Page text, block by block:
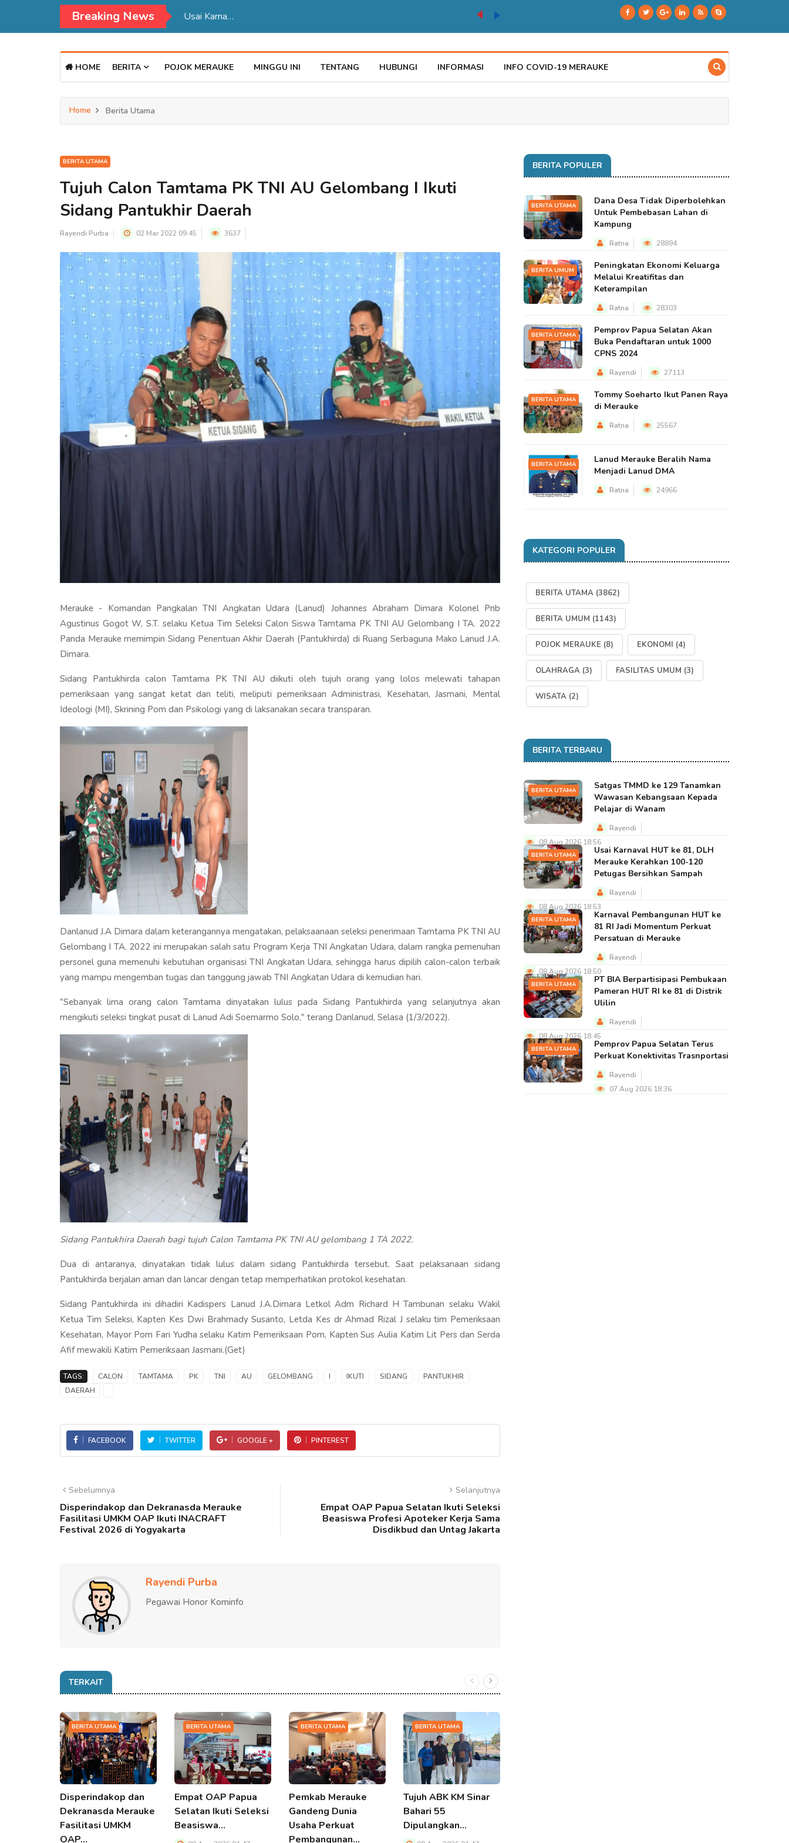
Breaking News
HOME BERITA POJOK MERAUKE MINGGU INI TENTANG HUBUNGI INFORMASI INFO COVID-19 MERAUKE
Home Berita Utama
BERITA UTAMA
Tujuh Calon Tamtama PK TNI AU Gelombang I Ikuti
Sidang Pantukhir Daerah
Rayendi Purba 02 Mar 2022 09:45 3637
Merauke - Komandan Pangkalan TNI Angkatan Udara (Lanud) Johannes Abraham Dimara Kolonel Pnb
Agustinus Gogot W, S.T. selaku Ketua Tim Seleksi Calon Siswa Tamtama PK TNI AU Gelombang I TA. 2022
Panda Merauke memimpin Sidang Penentuan Akhir Daerah (Pantukhirda) di Ruang Serbaguna Mako Lanud J.A.
Dimara.
Sidang Pantukhirda calon Tamtama PK TNI AU diikuti oleh tujuh orang yang lolos melewati tahapan
pemeriksaan yang sangat ketat dan teliti, meliputi pemeriksaan Administrasi, Kesehatan, Jasmani, Mental
Ideologi (MI), Skrining Pom dan Psikologi yang di laksanakan secara transparan.
Danlanud J.A Dimara dalam keterangannya mengatakan, pelaksaanaan seleksi penerimaan Tamtama PK TNI AU
Gelombang I TA. 2022 ini merupakan salah satu Program Kerja TNI Angkatan Udara, dalam rangka pemenuhan
personel guna memenuhi kebutuhan organisasi TNI Angkatan Udara, sehingga harus dipilih calon-calon terbaik
yang mampu mengemban tugas dan tanggung jawab TNI Angkatan Udara di kemudian hari.
"Sebanyak lima orang calon Tamtama dinyatakan lulus pada Sidang Pantukhirda yang selanjutnya akan
mengikuti seleksi tingkat pusat di Lanud Adi Soemarmo Solo," terang Danlanud, Selasa (1/3/2022).
Sidang Pantukhira Daerah bagi tujuh Calon Tamtama PK TNI AU gelombang 1 TA 2022.
Dua di antaranya, dinyatakan tidak lulus dalam sidang Pantukhirda tersebut. Saat pelaksanaan sidang
Pantukhirda berjalan aman dan lancar dengan tetap memperhatikan protokol kesehatan.
Sidang Pantukhirda ini dihadiri Kadispers Lanud J.A.Dimara Letkol Adm Richard H Tambunan selaku Wakil
Ketua Tim Seleksi, Kapten Kes Dwi Brahmady Susanto, Letda Kes dr Ahmad Rizal J selaku tim Pemeriksaan
Kesehatan, Mayor Pom Fari Yudha selaku Katim Pemeriksaan Pom, Kapten Sus Aulia Katim Lit Pers dan Serda
Afif mewakili Katim Pemeriksaan Jasmani.(Get)
TAGS: CALON TAMTAMA PK TNI AU GELOMBANG I IKUTI SIDANG
PANTUKHIR
DAERAH
FACEBOOK TWITTER GOOGLE + PINTEREST
Sebelumnya
Disperindakop dan Dekranasda Merauke
Fasilitasi UMKM OAP Ikuti INACRAFT
Festival 2026 di Yogyakarta
Selanjutnya
Empat OAP Papua Selatan Ikuti Seleksi
Beasiswa Profesi Apoteker Kerja Sama
Disdikbud dan Untag Jakarta
Rayendi Purba
Pegawai Honor Kominfo
TERKAIT
BERITA UTAMA
Disperindakop dan
Dekranasda Merauke
Fasilitasi UMKM
OAP…
BERITA UTAMA
Empat OAP Papua
Selatan Ikuti Seleksi
Beasiswa…
BERITA UTAMA
Pemkab Merauke
Gandeng Dunia
Usaha Perkuat
Pembangunan…
BERITA UTAMA
Tujuh ABK KM Sinar
Bahari 55
Dipulangkan…
BERITA POPULER
BERITA UTAMA
Dana Desa Tidak Diperbolehkan
Untuk Pembebasan Lahan di
Kampung
Ratna 28894
BERITA UMUM
Peningkatan Ekonomi Keluarga
Melalui Kreatifitas dan
Keterampilan
Ratna 28303
BERITA UTAMA
Pemprov Papua Selatan Akan
Buka Pendaftaran untuk 1000
CPNS 2024
Rayendi 27113
BERITA UTAMA
Tommy Soeharto Ikut Panen Raya
di Merauke
Ratna 25567
BERITA UTAMA
Lanud Merauke Beralih Nama
Menjadi Lanud DMA
Ratna 24966
KATEGORI POPULER
BERITA UTAMA (3862)
BERITA UMUM (1143)
POJOK MERAUKE (8) EKONOMI (4)
OLAHRAGA (3) FASILITAS UMUM (3)
WISATA (2)
BERITA TERBARU
BERITA UTAMA
Satgas TMMD ke 129 Tanamkan
Wawasan Kebangsaan Kepada
Pelajar di Wanam
Rayendi
08 Aug 2026 18:56
BERITA UTAMA
Usai Karnaval HUT ke 81, DLH
Merauke Kerahkan 100-120
Petugas Bersihkan Sampah
Rayendi
08 Aug 2026 18:53
BERITA UTAMA
Karnaval Pembangunan HUT ke
81 RI Jadi Momentum Perkuat
Persatuan di Merauke
Rayendi
08 Aug 2026 18:50
BERITA UTAMA
PT BIA Berpartisipasi Pembukaan
Pameran HUT RI ke 81 di Distrik
Ulilin
Rayendi
08 Aug 2026 18:45
BERITA UTAMA
Pemprov Papua Selatan Terus
Perkuat Konektivitas Trasnportasi
Rayendi
07 Aug 2026 18:36